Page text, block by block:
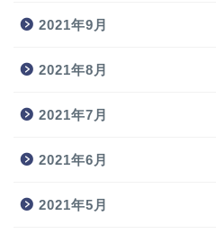
2021年9月
2021年8月
2021年7月
2021年6月
2021年5月